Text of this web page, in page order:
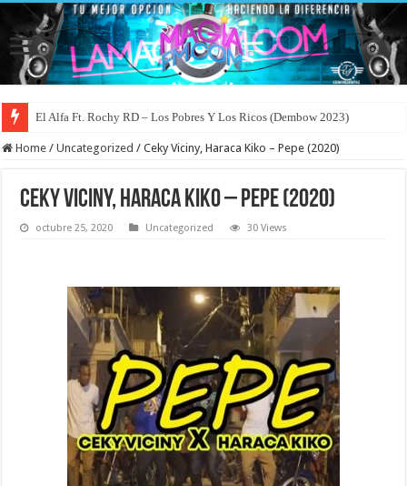
El Alfa Ft. Rochy RD – Los Pobres Y Los Ricos (Dembow 2023)
Rosalia Ft. Omega El Fuerte – Despecha (Remix) (Merengue Urbano 2023)
Home / Uncategorized / Ceky Viciny, Haraca Kiko – Pepe (2020)
Ceky Viciny, Haraca Kiko – Pepe (2020)
octubre 25, 2020 Uncategorized 30 Views